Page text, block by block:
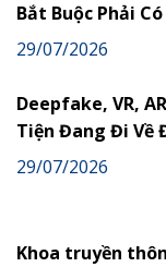
Bắt Buộc Phải
29/07/2026
Deepfake, VR,
Tiện Đang Đi Về
29/07/2026
Khoa truyền